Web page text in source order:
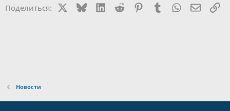
и
Поделиться: BlueskyLinkedIn
Reddit PinterestTumblr WhatsApp
Новости